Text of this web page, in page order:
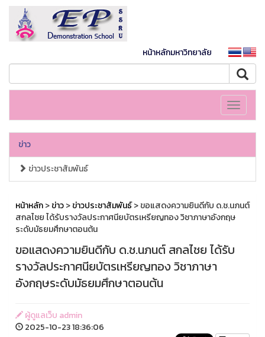
หน้าหลักมหาวิทยาลัย
Toggle
ข่าว
ข่าวประชาสัมพันธ์
หน้าหลัก>ข่าว>ข่าวประชาสัมพันธ์> ขอแสดงความยินดีกับ ด.ช.นภนต์
สกลไชย ได้รับรางวัลประกาศนียบัตรเหรียญทอง วิชาภาษาอังกฤษ
ระดับมัธยมศึกษาตอนต้น
ขอแสดงความยินดีกับ ด.ช.นภนต์ สกลไชย ได้รับ
รางวัลประกาศนียบัตรเหรียญทอง วิชาภาษา
อังกฤษระดับมัธยมศึกษาตอนต้น
ผู้ดูแลเว็บ admin
2025-10-23 18:36:06